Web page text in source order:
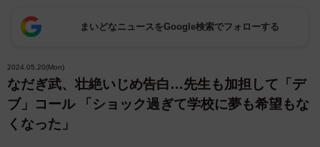
まいどなニュースをGoogle検索でフォローする
2024.05.20(Mon)
なだぎ武、壮絶いじめ告白…先生も加担して「デ
ブ」コール 「ショック過ぎて学校に夢も希望もな
くなった」